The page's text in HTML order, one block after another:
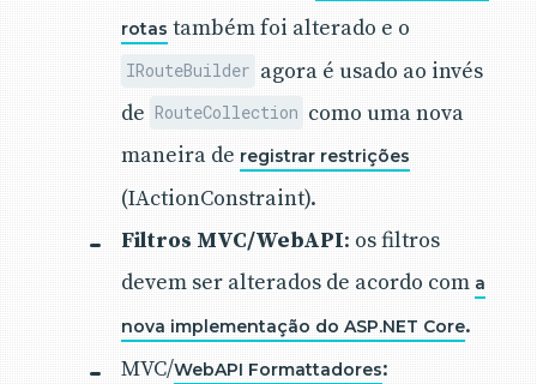
rotas também foi alterado e o
IRouteBuilder agora é usado ao invés
de RouteCollection como uma nova
maneira de registrar restrições
(IActionConstraint).
Filtros MVC/WebAPI: os filtros
devem ser alterados de acordo com a
nova implementação do ASP.NET Core.
MVC/WebAPI Formattadores: